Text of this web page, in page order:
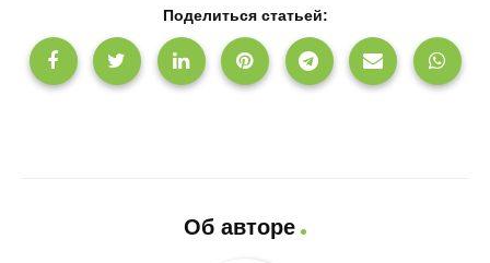
Поделиться статьей:
Об авторе